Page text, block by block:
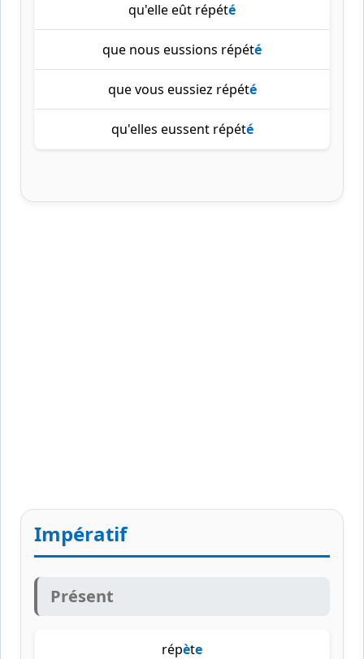
qu'elle eût répété
que nous eussions répété
que vous eussiez répété
qu'elles eussent répété
Impératif
Présent
répète